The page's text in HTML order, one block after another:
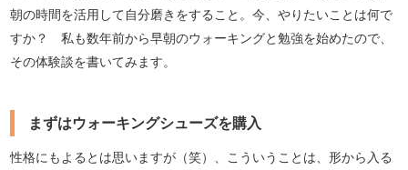
朝の時間を活用して自分磨きをすること。今、やりたいことは何で
すか？ 私も数年前から早朝のウォーキングと勉強を始めたので、
その体験談を書いてみます。
まずはウォーキングシューズを購入
性格にもよるとは思いますが（笑）、こういうことは、形から入る